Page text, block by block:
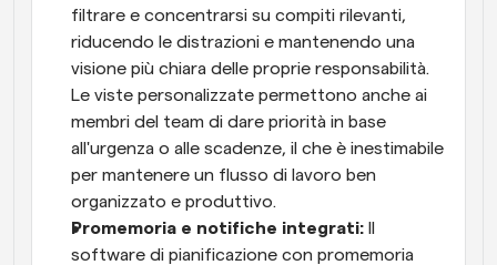
filtrare e concentrarsi su compiti rilevanti,
riducendo le distrazioni e mantenendo una
visione più chiara delle proprie responsabilità.
Le viste personalizzate permettono anche ai
membri del team di dare priorità in base
all'urgenza o alle scadenze, il che è inestimabile
per mantenere un flusso di lavoro ben
organizzato e produttivo.
Promemoria e notifiche integrati:
software di pianificazione con promemoria